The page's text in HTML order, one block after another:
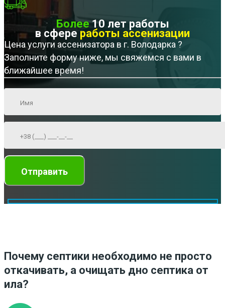
Более10 лет работы
в сфере работы ассенизации
Цена услуги ассенизатора в г. Володарка ?
Заполните форму ниже, мы свяжемся с вами в
ближайшее время!
Почему септики необходимо не просто
откачивать, а очищать дно септика от
ила?